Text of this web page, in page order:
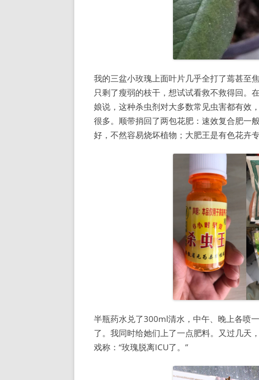
我的三盆小玫瑰上面叶片几乎全打了蔫甚至
只剩了瘦弱的枝干，想试试看救不救得回。
娘说，这种杀虫剂对大多数常见虫害都有效
很多。顺带捎回了两包花肥：速效复合肥一
好，不然容易烧坏植物；大肥王是有色花卉
半瓶药水兑了300ml清水，中午、晚上各喷
了。我同时给她们上了一点肥料。又过几天
戏称：“玫瑰脱离ICU了。”